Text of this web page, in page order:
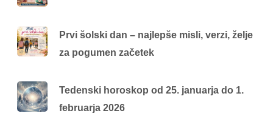
Prvi šolski dan – najlepše misli, verzi, želje
za pogumen začetek
Tedenski horoskop od 25. januarja do 1.
februarja 2026